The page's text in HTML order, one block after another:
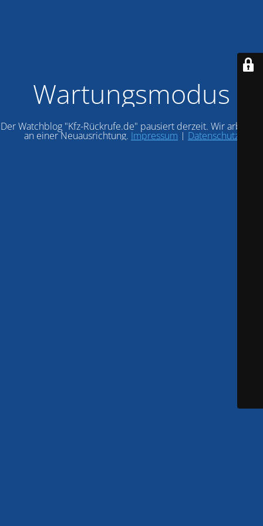
Wartungsmodus
Der Watchblog "Kfz-Rückrufe.de" pausiert derzeit. Wir arbeiten
an einer Neuausrichtung. Impressum | Datenschutz